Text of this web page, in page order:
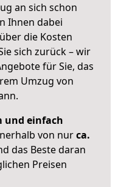
an sich schon
Ihnen dabei
die Kosten
sich zurück – wir
für Sie, das
Umzug von
und einfach
von nurca.
das Beste daran
Preisen